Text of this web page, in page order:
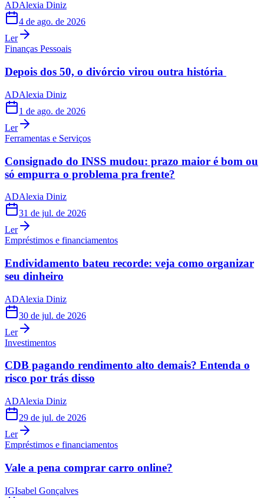
ADAlexia Diniz
4 de ago. de 2026
Ler
Finanças Pessoais
Depois dos 50, o divórcio virou outra história
ADAlexia Diniz
1 de ago. de 2026
Ler
Ferramentas e Serviços
Consignado do INSS mudou: prazo maior é bom ou
só empurra o problema pra frente?
ADAlexia Diniz
31 de jul. de 2026
Ler
Empréstimos e financiamentos
Endividamento bateu recorde: veja como organizar
seu dinheiro
ADAlexia Diniz
30 de jul. de 2026
Ler
Investimentos
CDB pagando rendimento alto demais? Entenda o
risco por trás disso
ADAlexia Diniz
29 de jul. de 2026
Ler
Empréstimos e financiamentos
Vale a pena comprar carro online?
IGIsabel Gonçalves